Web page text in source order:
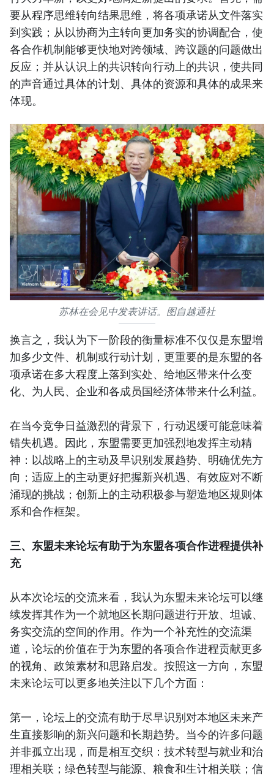
要从程序思维转向结果思维，将各项承诺从文件落实
到实践；从以协商为主转向更加务实的协调配合，使
各合作机制能够更快地对跨领域、跨议题的问题做出
反应；并从认识上的共识转向行动上的共识，使共同
的声音通过具体的计划、具体的资源和具体的成果来
体现。
苏林在会见中发表讲话。图自越通社
换言之，我认为下一阶段的衡量标准不仅仅是东盟增
加多少文件、机制或行动计划，更重要的是东盟的各
项承诺在多大程度上落到实处、给地区带来什么变
化、为人民、企业和各成员国经济体带来什么利益。
在当今竞争日益激烈的背景下，行动迟缓可能意味着
错失机遇。因此，东盟需要更加强烈地发挥主动精
神：以战略上的主动及早识别发展趋势、明确优先方
向；适应上的主动更好把握新兴机遇、有效应对不断
涌现的挑战；创新上的主动积极参与塑造地区规则体
系和合作框架。
三、东盟未来论坛有助于为东盟各项合作进程提供补
充
从本次论坛的交流来看，我认为东盟未来论坛可以继
续发挥其作为一个就地区长期问题进行开放、坦诚、
务实交流的空间的作用。作为一个补充性的交流渠
道，论坛的价值在于为东盟的各项合作进程贡献更多
的视角、政策素材和思路启发。按照这一方向，东盟
未来论坛可以更多地关注以下几个方面：
第一，论坛上的交流有助于尽早识别对本地区未来产
生直接影响的新兴问题和长期趋势。当今的许多问题
并非孤立出现，而是相互交织：技术转型与就业和治
理相关联；绿色转型与能源、粮食和生计相关联；信